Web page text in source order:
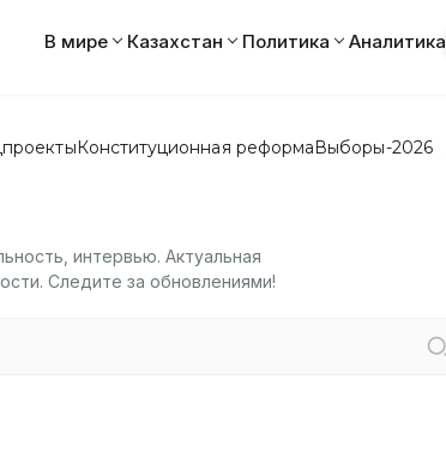
В мире Казахстан Политика Аналитика
Конституционная реформаВыборы-2026
интервью. Актуальная
Следите за обновлениями!